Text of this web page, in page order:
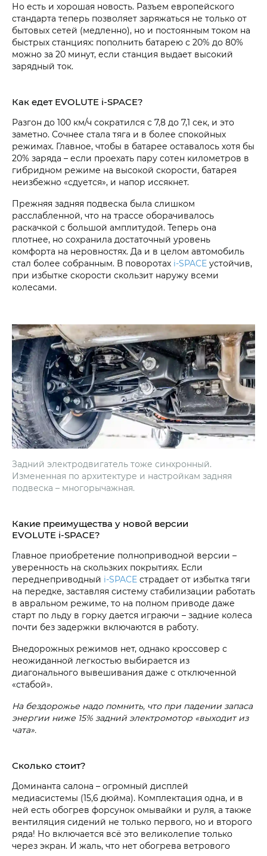
Но есть и хорошая новость. Разъем европейского
стандарта теперь позволяет заряжаться не только от
бытовых сетей (медленно), но и постоянным током на
быстрых станциях: пополнить батарею с 20% до 80%
можно за 20 минут, если станция выдает высокий
зарядный ток.
Как едет EVOLUTE i‑SPACE?
Разгон до 100 км/ч сократился с 7,8 до 7,1 сек, и это
заметно. Сочнее стала тяга и в более спокойных
режимах. Главное, чтобы в батарее оставалось хотя бы
20% заряда – если проехать пару сотен километров в
гибридном режиме на высокой скорости, батарея
неизбежно «сдуется», и напор иссякнет.
Прежняя задняя подвеска была слишком
расслабленной, что на трассе оборачивалось
раскачкой с большой амплитудой. Теперь она
плотнее, но сохранила достаточный уровень
комфорта на неровностях. Да и в целом автомобиль
стал более собранным. В поворотах i‑SPACE устойчив,
при избытке скорости скользит наружу всеми
колесами.
Задний электродвигатель тоже синхронный.
Измененная по архитектуре и настройкам задняя
подвеска – многорычажная.
Какие преимущества у новой версии
EVOLUTE i‑SPACE?
Главное приобретение полноприводной версии –
уверенность на скользких покрытиях. Если
переднеприводный i‑SPACE страдает от избытка тяги
на передке, заставляя систему стабилизации работать
в авральном режиме, то на полном приводе даже
старт по льду в горку дается играючи – задние колеса
почти без задержки включаются в работу.
Внедорожных режимов нет, однако кроссовер с
неожиданной легкостью выбирается из
диагонального вывешивания даже с отключенной
«стабой».
На бездорожье надо помнить, что при падении запаса
энергии ниже 15% задний электромотор «выходит из
чата».
Сколько стоит?
Доминанта салона – огромный дисплей
медиасистемы (15,6 дюйма). Комплектация одна, и в
ней есть обогрев форсунок омывайки и руля, а также
вентиляция сидений не только первого, но и второго
ряда! Но включается всё это великолепие только
через экран. И жаль, что нет обогрева ветрового